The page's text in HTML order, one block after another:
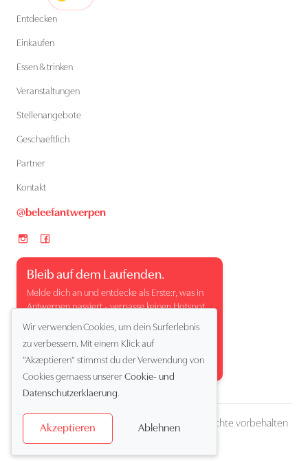
Entdecken
Einkaufen
Essen & trinken
Veranstaltungen
Stellenangebote
Geschaeftlich
Partner
Kontakt
@beleefantwerpen
Bleib auf dem Laufenden.
Melde dich an und entdecke als Erste:r, was in
Antwerpen passiert - verpasse keinen Hotspot,
kein Event und keinen besonderen Moment.
Copyright (c) 2026 Beleef Antwerpen. Alle Rechte vorbehalten
Wir verwenden Cookies, um dein Surferlebnis
zu verbessern. Mit einem Klick auf
"Akzeptieren" stimmst du der Verwendung von
Cookies gemaess unserer Cookie- und
Datenschutzerklaerung.
Akzeptieren Ablehnen